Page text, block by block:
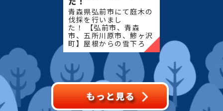
青森県弘前市にて庭木の
伐採を行いまし
た！ 【弘前市、青森
市、五所川原市、鯵ヶ沢
町】屋根からの雪下ろ
し・除雪・排雪などの作
業もお任せください！地
域密着で伐採・抜根・剪
定・草刈りなどのお庭の
こと、造園・